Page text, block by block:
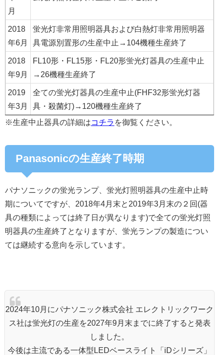
月
2018
年6月
蛍光灯非常用照明器具および白熱灯非常用照明器
具電源別置形の生産中止→104機種生産終了
2018
年9月
FL10形・FL15形・FL20形蛍光灯器具の生産中止
→26機種生産終了
2019
年3月
全ての蛍光灯器具の生産中止(FHF32形蛍光灯器
具・殺菌灯)→120機種生産終了
※生産中止器具の詳細はコチラ を御覧ください。
Panasonicの生産終了時期
パナソニックの蛍光ランプ、蛍光灯照明器具の生産中止時
期についてですが、2018年4月末と2019年3月末の２回(器
具の種類によっては終了日が異なります)で全ての蛍光灯照
明器具の生産終了となりますが、蛍光ランプの製造につい
ては継続する意向を示しています。
2024年10月にパナソニック株式会社 エレクトリックワーク
ス社は蛍光灯の生産を2027年9月末までに終了すると発表
しました。
今後は主流である一体型LEDベースライト「iDシリーズ」